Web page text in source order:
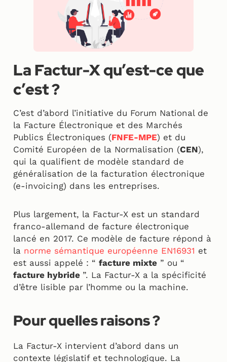
La Factur-X qu’est-ce que
c’est ?
C’est d’abord l’initiative du Forum National de
la Facture Électronique et des Marchés
Publics Électroniques (FNFE-MPE) et du
Comité Européen de la Normalisation (CEN),
qui la qualifient de modèle standard de
généralisation de la facturation électronique
(e-invoicing) dans les entreprises.
Plus largement, la Factur-X est un standard
franco-allemand de facture électronique
lancé en 2017. Ce modèle de facture répond à
la norme sémantique européenne EN16931 et
est aussi appelé : “ facture mixte ” ou “
facture hybride ”. La Factur-X a la spécificité
d’être lisible par l’homme ou la machine.
Pour quelles raisons ?
La Factur-X intervient d’abord dans un
contexte législatif et technologique. La